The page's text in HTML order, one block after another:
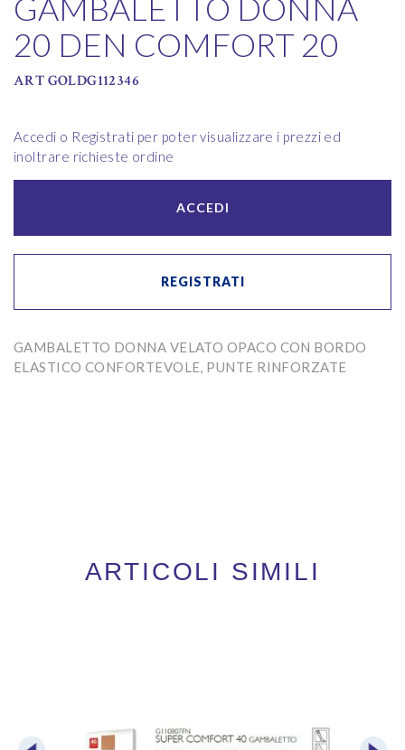
20 DEN COMFORT 20
ART GOLDG112346
Accedi o Registrati per poter visualizzare i prezzi ed
inoltrare richieste ordine
ACCEDI
REGISTRATI
GAMBALETTO DONNA VELATO OPACO CON BORDO
ELASTICO CONFORTEVOLE, PUNTE RINFORZATE
ARTICOLI SIMILI